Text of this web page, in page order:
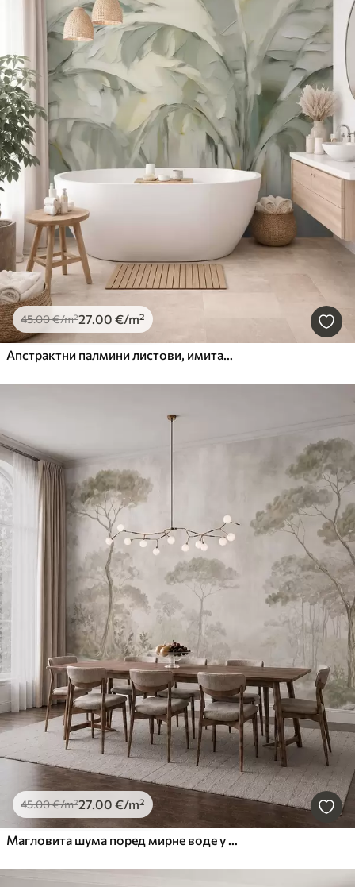
45.00€/m²27.00 €/m²
Апстрактни палмини листови, имитација слике
45.00€/m²27.00 €/m²
Магловита шума поред мирне воде у меким природним пастелним тоновима